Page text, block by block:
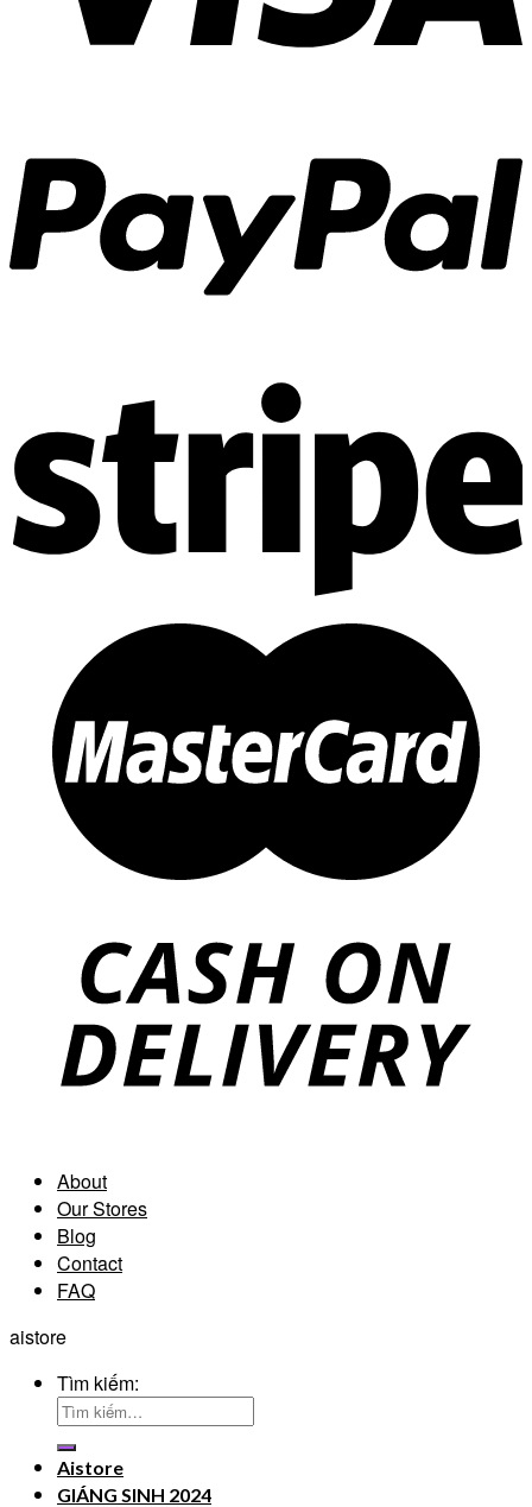
About
Our Stores
Blog
Contact
FAQ
aistore
Tìm kiếm:
Aistore
GIÁNG SINH 2024